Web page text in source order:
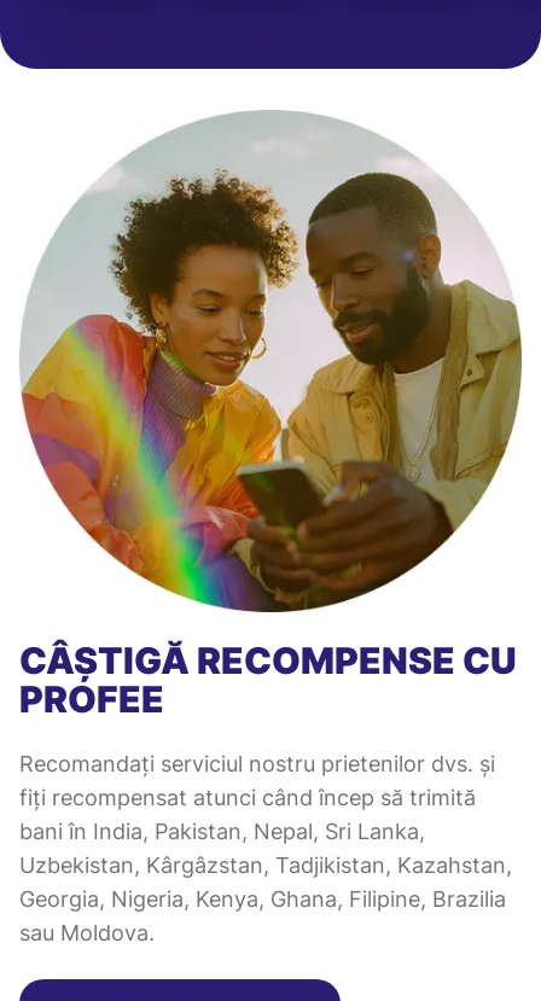
CÂȘTIGĂ RECOMPENSE CU
PROFEE
Recomandați serviciul nostru prietenilor dvs. și
fiți recompensat atunci când încep să trimită
bani în India, Pakistan, Nepal, Sri Lanka,
Uzbekistan, Kârgâzstan, Tadjikistan, Kazahstan,
Georgia, Nigeria, Kenya, Ghana, Filipine, Brazilia
sau Moldova.